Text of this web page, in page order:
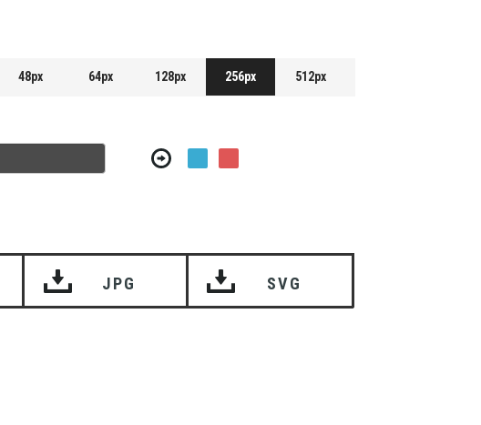
48px 64px 128px 256px 512px
JPG SVG